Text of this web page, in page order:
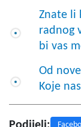
Znate li
radnog
bi vas
Od
Koje